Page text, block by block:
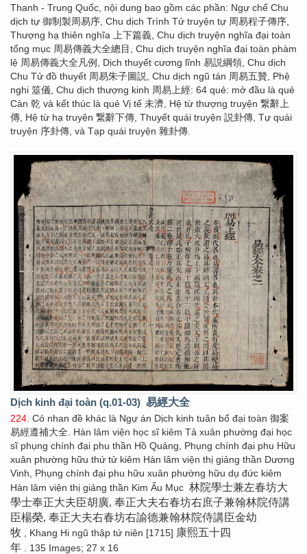
Thanh - Trung Quốc, nội dung bao gồm các phần: Ngự chế Chu
dịch tự 御制製周易序, Chu dịch Trình Tử truyện tự 周易程子傳序,
Thượng hạ thiên nghĩa 上下篇義, Chu dịch truyện nghĩa đại toàn
tổng mục 周易傳義大全總目, Chu dịch truyện nghĩa đại toàn phàm
lệ 周易傳義大全凡例, Dịch thuyết cương lĩnh 易説綱領, Chu dịch
Chu Tử đồ thuyết 周易朱子圖説, Chu dịch ngũ tán 周易五贊, Phệ
nghi 筮儀, Chu dịch thượng kinh 周易上經: 64 quẻ: mở đầu là quẻ
Càn 乾 và kết thúc là quẻ Vị tế 未濟, Hệ từ thượng truyện 繋辭上
傳, Hệ từ hạ truyện 繋辭下傳, Thuyết quái truyện 説卦傳, Tự quái
truyện 序卦傳, và Tạp quái truyện 雜卦傳.
Dịch kinh đại toàn (q.01-03) 易經大全
224 . Có nhan đề khác là Ngự án Dịch kinh tuân bổ đại toàn 御案
易經遵補大全. Hàn lâm viện học sĩ kiêm Tả xuân phường đại học
sĩ phụng chính đại phu thần Hồ Quảng, Phụng chính đại phu Hữu
xuân phường hữu thứ tử kiêm Hàn lâm viện thị giảng thần Dương
Vinh, Phụng chính đại phu hữu xuân phường hữu dụ đức kiêm
Hàn lâm viện thị giảng thần Kim Ấu Mục 林院學士兼左春坊大
學士奉正大夫臣胡廣, 奉正大夫右春坊右庶子兼翰林院侍講
臣楊榮, 奉正大夫右春坊右諭德兼翰林院侍講臣金幼
牧 , Khang Hi ngũ thập tứ niên [1715] 康熙五十四
年 . 135 Images; 27 x 16